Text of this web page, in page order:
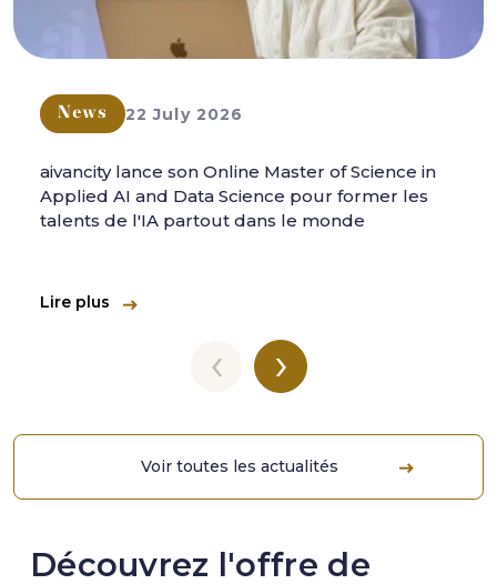
News 22 July 2026
aivancity lance son Online Master of Science in
Applied AI and Data Science pour former les
talents de l'IA partout dans le monde
Lire plus
‹ ›
Voir toutes les actualités
Découvrez l'offre de